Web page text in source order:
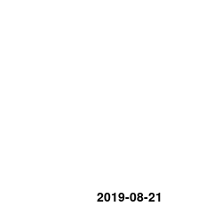
2019-08-21